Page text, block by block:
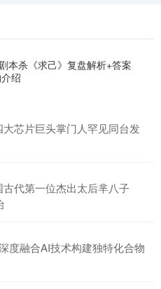
本杀《求己》复盘解析+答案
绍
芯片巨头掌门人罕见同台发
代第一位杰出太后芈八子
度融合AI技术构建独特化合物